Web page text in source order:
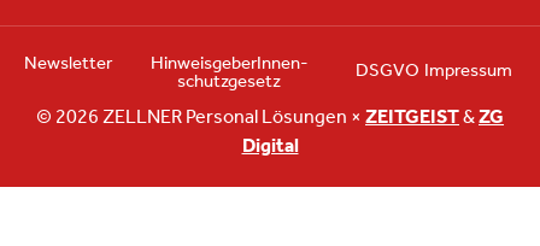
© 2026 ZELLNER Personal Lösungen × ZEITGEIST&ZG
Digital
Newsletter
HinweisgeberInnen­
schutzgesetz
DSGVO Impressum